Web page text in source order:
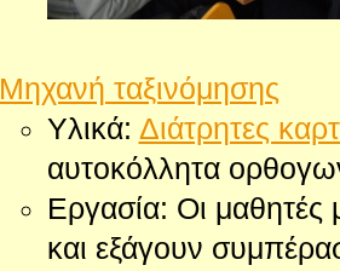
Μηχανή ταξινόμησης
Υλικά: Διάτρητες
αυτοκόλλητα
Εργασία: Οι μαθητές
και εξάγουν